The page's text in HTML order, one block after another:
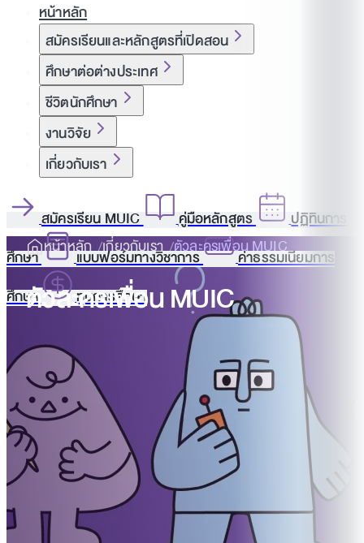
หน้าหลัก
สมัครเรียนและหลักสูตรที่เปิดสอน
ศึกษาต่อต่างประเทศ
ชีวิตนักศึกษา
งานวิจัย
เกี่ยวกับเรา
สมัครเรียน MUIC คู่มือหลักสูตร
ปฏิทินการ
ศึกษา
แบบฟอร์มทางวิชาการ
ค่าธรรมเนียมการ
ศึกษา
ทุนการศึกษา
หน้าหลัก เกี่ยวกับเรา ตัวละครเพื่อน MUIC
ตัวละครเพื่อน MUIC